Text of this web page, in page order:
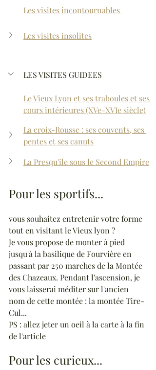
Les visites incontournables
Les visites insolites
LES VISITES GUIDEES
Le Vieux Lyon et ses traboules et ses
cours intérieures (XVe-XVIe siècle)
La croix-Rousse : ses couvents, ses
pentes et ses canuts
La Presqu'île sous le Second Empire
Pour les sportifs...
vous souhaitez entretenir votre forme
tout en visitant le Vieux lyon ?
Je vous propose de monter à pied
jusqu'à la basilique de Fourvière en
passant par 250 marches de la Montée
des Chazeaux. Pendant l'ascension, je
vous laisserai méditer sur l'ancien
nom de cette montée : la montée Tire-
Cul...
PS : allez jeter un oeil à la carte à la fin
de l'article
Pour les curieux...